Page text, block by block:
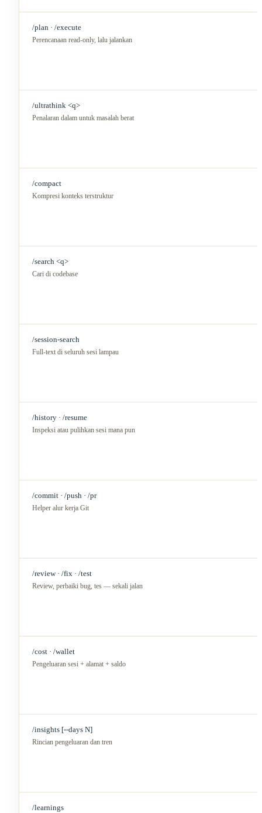
/plan · /execute
Perencanaan read-only, lalu jalankan
/ultrathink <q>
Penalaran dalam untuk masalah berat
/compact
Kompresi konteks terstruktur
/search <q>
Cari di codebase
/session-search
Full-text di seluruh sesi lampau
/history · /resume
Inspeksi atau pulihkan sesi mana pun
/commit · /push · /pr
Helper alur kerja Git
/review · /fix · /test
Review, perbaiki bug, tes — sekali jalan
/cost · /wallet
Pengeluaran sesi + alamat + saldo
/insights [--days N]
Rincian pengeluaran dan tren
/learnings